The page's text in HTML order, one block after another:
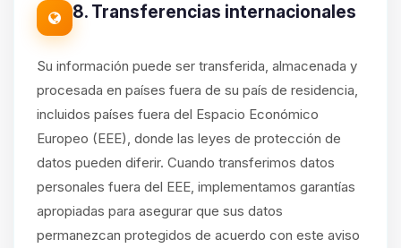
8. Transferencias internacionales
Su información puede ser transferida, almacenada y
procesada en países fuera de su país de residencia,
incluidos países fuera del Espacio Económico
Europeo (EEE), donde las leyes de protección de
datos pueden diferir. Cuando transferimos datos
personales fuera del EEE, implementamos garantías
apropiadas para asegurar que sus datos
permanezcan protegidos de acuerdo con este aviso